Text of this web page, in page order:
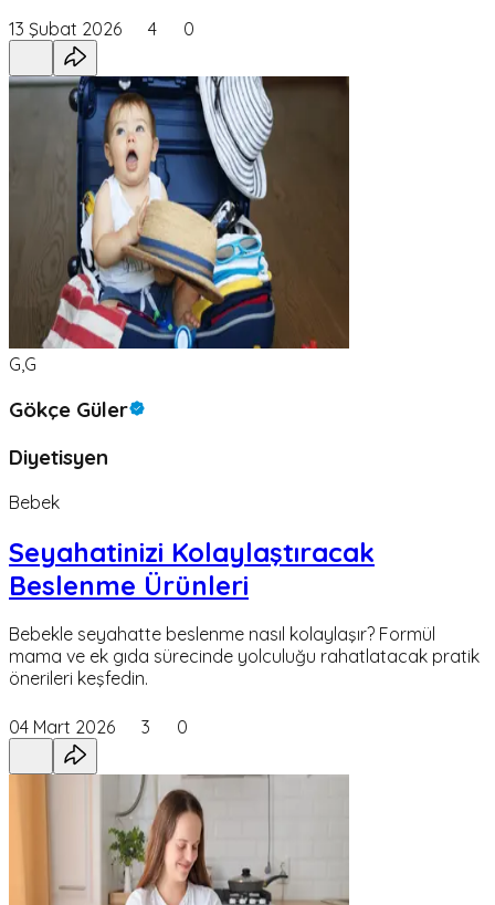
13 Şubat 2026 4 0
G,G
Gökçe Güler
Diyetisyen
Bebek
Seyahatinizi Kolaylaştıracak
Beslenme Ürünleri
Bebekle seyahatte beslenme nasıl kolaylaşır? Formül
mama ve ek gıda sürecinde yolculuğu rahatlatacak pratik
önerileri keşfedin.
04 Mart 2026 3 0